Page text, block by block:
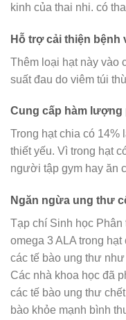
kinh của thai nhi. có
Hỗ trợ cải thiện bệnh
Thêm loại hạt này vào
suất đau do viêm túi
Cung cấp hàm lượng
Trong hạt chia có 14%
thiết yếu. Vì trong hạt
người tập gym hay ăn
Ngăn ngừa ung thư
Tạp chí Sinh học
omega 3 ALA trong
các tế bào ung thư
Các nhà khoa học đã
các tế bào ung thư
bào khỏe mạnh bình